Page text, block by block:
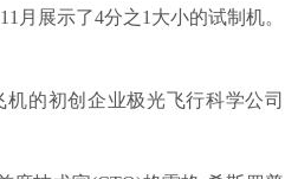
月展示了4分之1大小的试制机。
的初创企业极光飞行科学公司